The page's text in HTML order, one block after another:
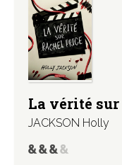
La vérité
JACKSON Holly